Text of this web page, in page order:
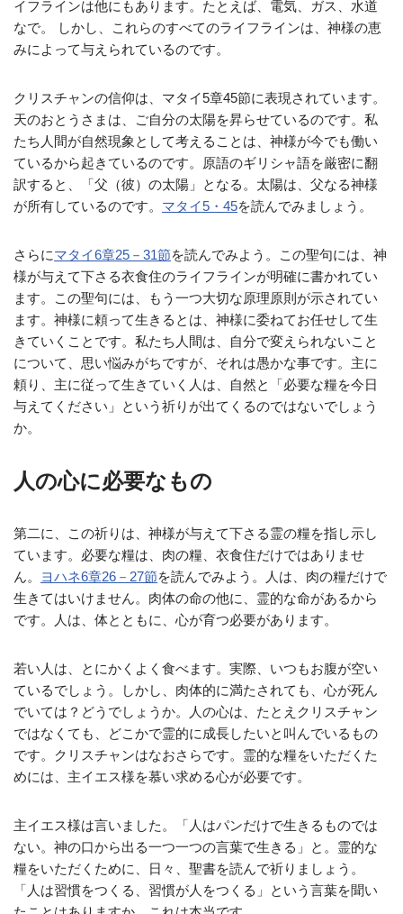
イフラインは他にもあります。たとえば、電気、ガス、水道
なで。 しかし、これらのすべてのライフラインは、神様の恵
みによって与えられているのです。
クリスチャンの信仰は、マタイ5章45節に表現されています。
天のおとうさまは、ご自分の太陽を昇らせているのです。私
たち人間が自然現象として考えることは、神様が今でも働い
ているから起きているのです。原語のギリシャ語を厳密に翻
訳すると、「父（彼）の太陽」となる。太陽は、父なる神様
が所有しているのです。 マタイ5・45を読んでみましょう。
さらにマタイ6章25－31節を読んでみよう。この聖句には、神
様が与えて下さる衣食住のライフラインが明確に書かれてい
ます。この聖句には、もう一つ大切な原理原則が示されてい
ます。神様に頼って生きるとは、神様に委ねてお任せして生
きていくことです。私たち人間は、自分で変えられないこと
について、思い悩みがちですが、それは愚かな事です。主に
頼り、主に従って生きていく人は、自然と「必要な糧を今日
与えてください」という祈りが出てくるのではないでしょう
か。
人の心に必要なもの
第二に、この祈りは、神様が与えて下さる霊の糧を指し示し
ています。必要な糧は、肉の糧、衣食住だけではありませ
ん。
ヨハネ6章26－27節を読んでみよう。人は、肉の糧だけで
生きてはいけません。肉体の命の他に、霊的な命があるから
です。人は、体とともに、心が育つ必要があります。
若い人は、とにかくよく食べます。実際、いつもお腹が空い
ているでしょう。しかし、肉体的に満たされても、心が死ん
でいては？どうでしょうか。人の心は、たとえクリスチャン
ではなくても、どこかで霊的に成長したいと叫んでいるもの
です。クリスチャンはなおさらです。霊的な糧をいただくた
めには、主イエス様を慕い求める心が必要です。
主イエス様は言いました。「人はパンだけで生きるものでは
ない。神の口から出る一つ一つの言葉で生きる」と。霊的な
糧をいただくために、日々、聖書を読んで祈りましょう。
「人は習慣をつくる、習慣が人をつくる」という言葉を聞い